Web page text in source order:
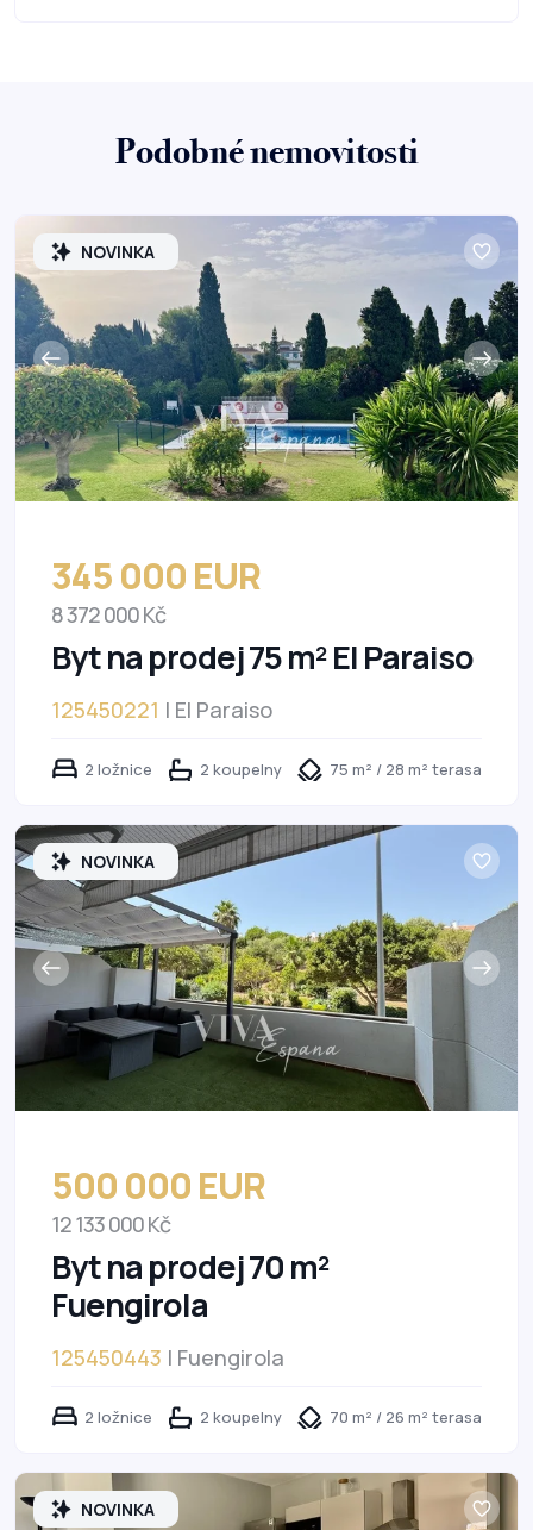
Podobné nemovitosti
NOVINKA
345 000 EUR
8 372 000 Kč
Byt na prodej 75 m² El Paraiso
125450221 | El Paraiso
2 ložnice 2 koupelny 75 m² / 28 m² terasa
NOVINKA
500 000 EUR
12 133 000 Kč
Byt na prodej 70 m²
Fuengirola
125450443 | Fuengirola
2 ložnice 2 koupelny 70 m² / 26 m² terasa
NOVINKA